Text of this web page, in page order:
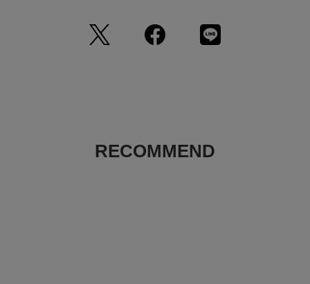
RECOMMEND